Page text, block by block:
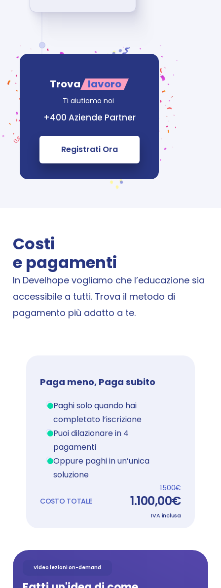
Trova lavoro
Ti aiutiamo noi
+400 Aziende Partner
Registrati Ora
Costi
e pagamenti
In Develhope vogliamo che l’educazione sia
accessibile a tutti. Trova il metodo di
pagamento più adatto a te.
Paga meno, Paga subito
Paghi solo quando hai
completato l’iscrizione
Puoi dilazionare in 4
pagamenti
Oppure paghi in un’unica
soluzione
1.500€
COSTO TOTALE
1.100,00€
IVA inclusa
Video lezioni on-demand